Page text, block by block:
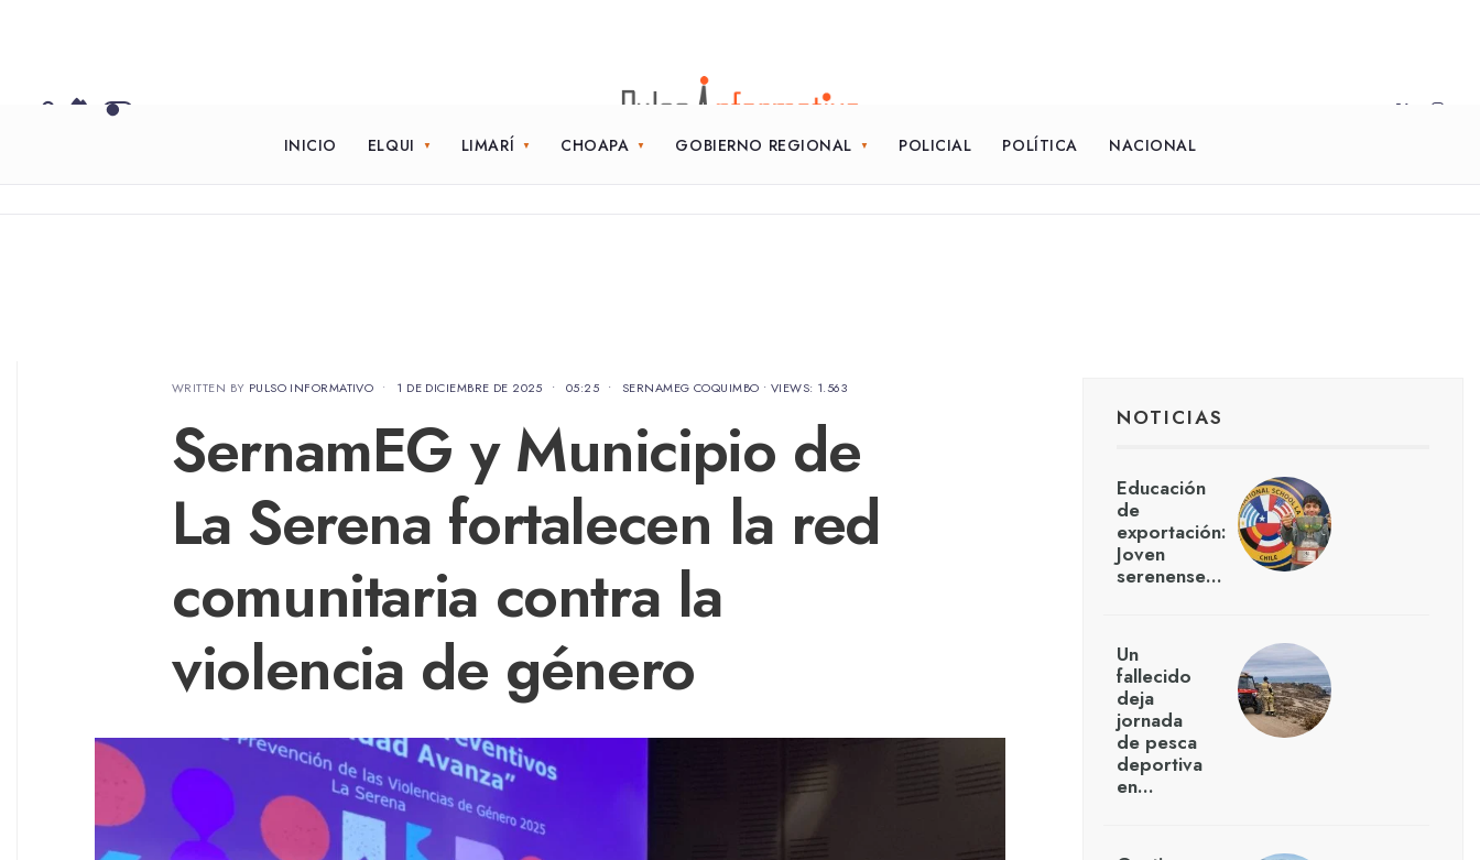
INICIO ELQUI LIMARÍ CHOAPA GOBIERNO REGIONAL POLICIAL POLÍTICA NACIONAL
WRITTEN BY PULSO INFORMATIVO • 1 DE DICIEMBRE DE 2025 • 05:25 • SERNAMEG COQUIMBO • VIEWS: 1.563
SernamEG y Municipio de
La Serena fortalecen la red
comunitaria contra la
violencia de género
NOTICIAS
Educación
de
exportación:
Joven
serenense…
Un
fallecido
deja
jornada
de pesca
deportiva
en…